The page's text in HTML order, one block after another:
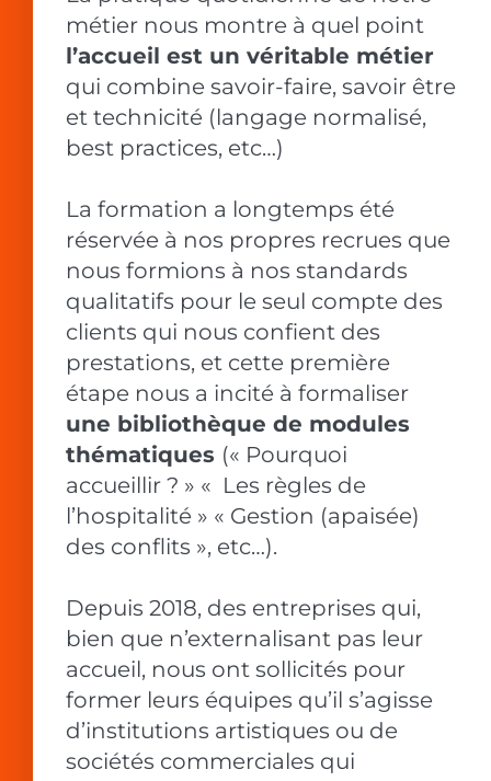
métier nous montre à quel point
l’accueil est un véritable métier
qui combine savoir-faire, savoir être
et technicité (langage normalisé,
best practices, etc…)
La formation a longtemps été
réservée à nos propres recrues que
nous formions à nos standards
qualitatifs pour le seul compte des
clients qui nous confient des
prestations, et cette première
étape nous a incité à formaliser
une bibliothèque de modules
thématiques (« Pourquoi
accueillir ? » « Les règles de
l’hospitalité » « Gestion (apaisée)
des conflits », etc…).
Depuis 2018, des entreprises qui,
bien que n’externalisant pas leur
accueil, nous ont sollicités pour
former leurs équipes qu’il s’agisse
d’institutions artistiques ou de
sociétés commerciales qui